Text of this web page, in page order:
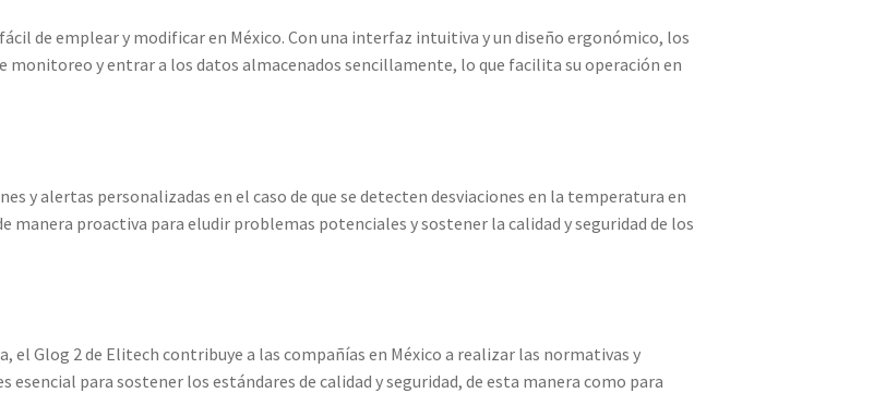
de emplear y modificar en México. Con una interfaz intuitiva y un diseño ergonómico, los
y entrar a los datos almacenados sencillamente, lo que facilita su operación en
y alertas personalizadas en el caso de que se detecten desviaciones en la temperatura en
manera proactiva para eludir problemas potenciales y sostener la calidad y seguridad de los
Glog 2 de Elitech contribuye a las compañías en México a realizar las normativas y
para sostener los estándares de calidad y seguridad, de esta manera como para